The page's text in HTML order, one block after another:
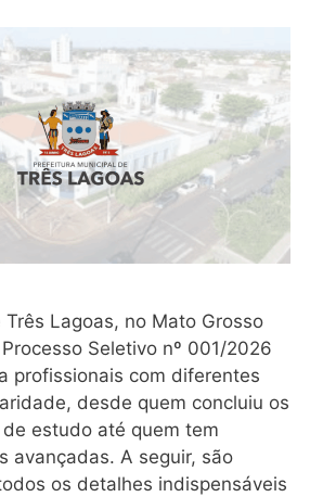
Lagoas, no Mato Grosso
Seletivo nº 001/2026
profissionais com diferentes
desde quem concluiu os
estudo até quem tem
avançadas. A seguir, são
os detalhes indispensáveis